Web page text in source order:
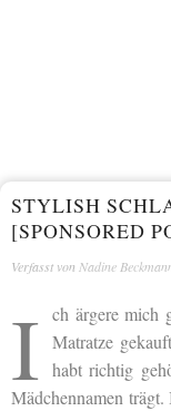
STYLISH
[SPONSORED
Verfasst von Nadine
I ch ärgere mich
Matratze
habt richtig
Mädchennamen